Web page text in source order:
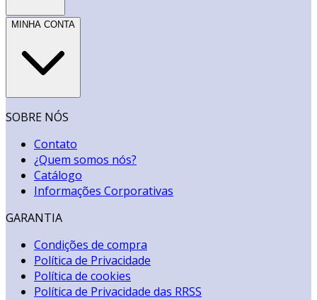
MINHA CONTA
SOBRE NÓS
Contato
¿Quem somos nós?
Catálogo
Informações Corporativas
GARANTIA
Condições de compra
Política de Privacidade
Política de cookies
Política de Privacidade das RRSS